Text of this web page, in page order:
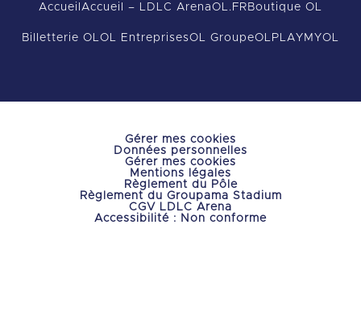
Accueil Accueil – LDLC ArenaOL.FR Boutique OL
Billetterie OL OL EntreprisesOL GroupeOLPLAY MYOL
Gérer mes cookies
Données personnelles
Gérer mes cookies
Mentions légales
Règlement du Pôle
Règlement du Groupama Stadium
CGV LDLC Arena
Accessibilité : Non conforme